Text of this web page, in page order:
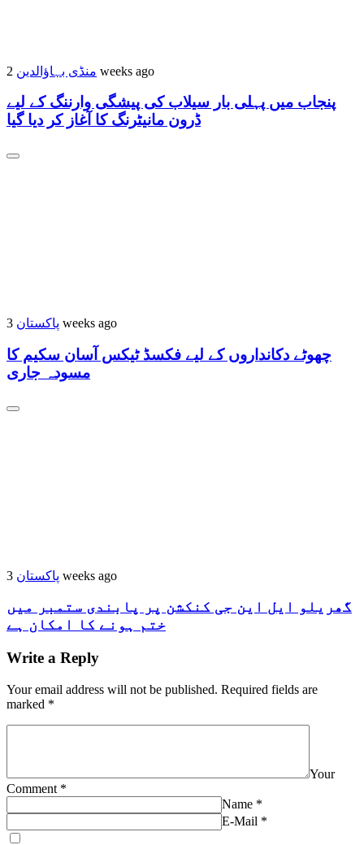
منڈی بہاؤالدین 2 weeks ago
پنجاب میں پہلی بار سیلاب کی پیشگی وارننگ کے لیے
ڈرون مانیٹرنگ کا آغاز کر دیا گیا
پاکستان 3 weeks ago
چھوٹے دکانداروں کے لیے فکسڈ ٹیکس آسان سکیم کا
مسودہ جاری
پاکستان 3 weeks ago
گھریلو ایل این جی کنکشن پر پابندی ستمبر میں
ختم ہونے کا امکان ہے
Write a Reply
Your email address will not be published. Required fields are
marked *
Your
Comment *
Name *
E-Mail *